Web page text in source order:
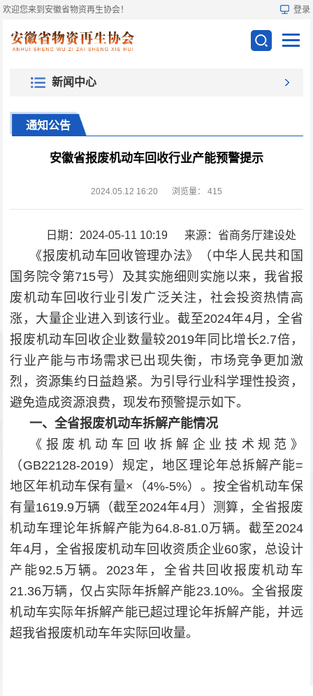
欢迎您来到安徽省物资再生协会！ 登录
新闻中心
通知公告
安徽省报废机动车回收行业产能预警提示
2024.05.12 16:20 浏览量： 415
日期： 2024-05-11 10:19 来源：省商务厅建设处
《报废机动车回收管理办法》（中华人民共和国
国务院令第715号）及其实施细则实施以来，我省报
废机动车回收行业引发广泛关注，社会投资热情高
涨，大量企业进入到该行业。截至2024年4月，全省
报废机动车回收企业数量较2019年同比增长2.7倍，
行业产能与市场需求已出现失衡，市场竞争更加激
烈，资源集约日益趋紧。为引导行业科学理性投资，
避免造成资源浪费，现发布预警提示如下。
一、全省报废机动车拆解产能情况
《报废机动车回收拆解企业技术规范》
（GB22128-2019）规定，地区理论年总拆解产能=
地区年机动车保有量×（4%-5%）。按全省机动车保
有量1619.9万辆（截至2024年4月）测算，全省报废
机动车理论年拆解产能为64.8-81.0万辆。截至2024
年4月，全省报废机动车回收资质企业60家，总设计
产能92.5万辆。2023年，全省共回收报废机动车
21.36万辆，仅占实际年拆解产能23.10%。全省报废
机动车实际年拆解产能已超过理论年拆解产能，并远
超我省报废机动车年实际回收量。